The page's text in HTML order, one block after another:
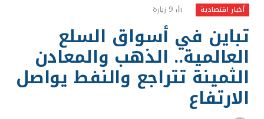
أخبار اقتصادية 9 زيارة
تباين في أسواق السلع
العالمية.. الذهب والمعادن
الثمينة تتراجع والنفط يواصل
الارتفاع